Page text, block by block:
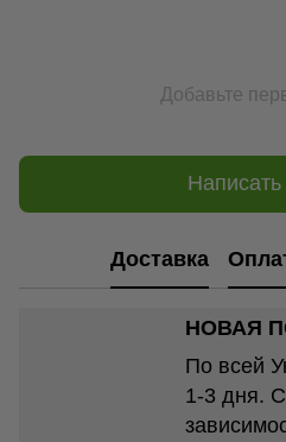
Добавьте
Написать
Доставка
НОВАЯ
По всей
1-3 дня.